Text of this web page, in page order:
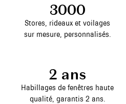
3000
Stores, rideaux et voilages
sur mesure, personnalisés.
2 ans
Habillages de fenêtres haute
qualité, garantis 2 ans.